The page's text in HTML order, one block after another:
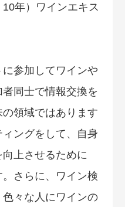
年）ワインエキス
参加してワインや
同士で情報交換を
領域ではあります
ングをして、自身
上させるために
さらに、ワイン検
々な人にワインの